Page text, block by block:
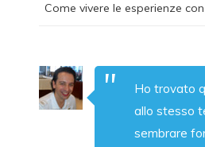
Come vivere le esperienze
Ho trovato
allo stesso
sembrare